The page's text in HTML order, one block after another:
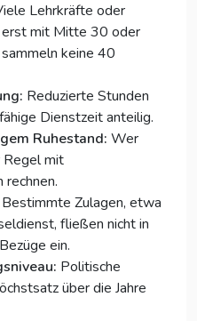
Lehrkräfte oder
mit Mitte 30 oder
keine 40
Reduzierte Stunden
Dienstzeit anteilig.
Ruhestand: Wer
Regel mit
rechnen.
Bestimmte Zulagen, etwa
fließen nicht in
ein.
Politische
über die Jahre